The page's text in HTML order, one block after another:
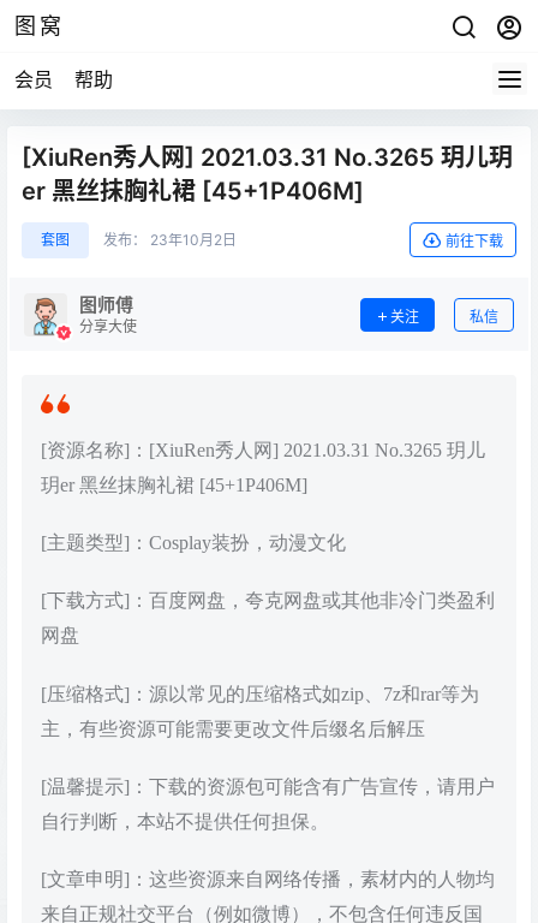
图窝
会员 帮助
[XiuRen秀人网] 2021.03.31 No.3265 玥儿玥
er 黑丝抹胸礼裙 [45+1P406M]
套图 发布： 23年10月2日 前往下载
图师傅
分享大使
关注 私信
[资源名称]：[XiuRen秀人网] 2021.03.31 No.3265 玥儿
玥er 黑丝抹胸礼裙 [45+1P406M]
[主题类型]：Cosplay装扮，动漫文化
[下载方式]：百度网盘，夸克网盘或其他非冷门类盈利
网盘
[压缩格式]：源以常见的压缩格式如zip、7z和rar等为
主，有些资源可能需要更改文件后缀名后解压
[温馨提示]：下载的资源包可能含有广告宣传，请用户
自行判断，本站不提供任何担保。
[文章申明]：这些资源来自网络传播，素材内的人物均
来自正规社交平台（例如微博），不包含任何违反国